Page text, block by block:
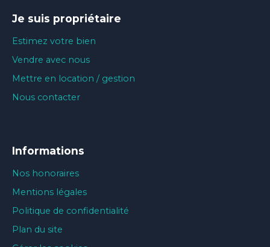
Je suis propriétaire
Estimez votre bien
Vendre avec nous
Mettre en location / gestion
Nous contacter
Informations
Nos honoraires
Mentions légales
Politique de confidentialité
Plan du site